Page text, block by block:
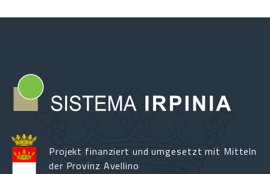
Projekt finanziert und umgesetzt mit Mitteln
der Provinz Avellino